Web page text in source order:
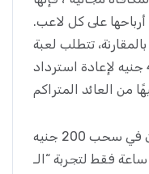
توزيع 0.02% من أرباحها على كل لاعب.
بالمقارنة، تتطلب لعبة Cleopatra في نفس الموقع أن
يُنفق اللاعب ما لا يقل عن 4,200 جنيه لإعادة استرداد
تلاحظ أن اللاعبين الجدد يُقحمون في سحب 200 جنيه
في أول 48 ساعة فقط لتجربة “الـ Cashout”، لكن عدد